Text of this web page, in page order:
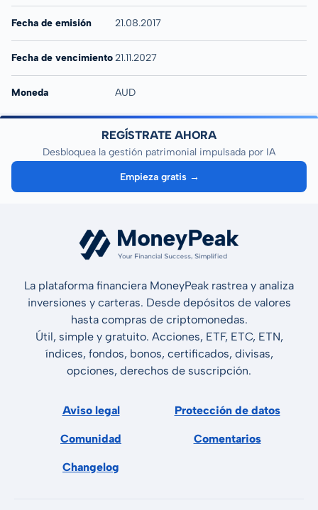
Fecha de emisión 21.08.2017
Fecha de vencimiento21.11.2027
Moneda AUD
REGÍSTRATE AHORA
Desbloquea la gestión patrimonial impulsada por IA
Empieza gratis →
La plataforma financiera MoneyPeak rastrea y analiza
inversiones y carteras. Desde depósitos de valores
hasta compras de criptomonedas.
Útil, simple y gratuito. Acciones, ETF, ETC, ETN,
índices, fondos, bonos, certificados, divisas,
opciones, derechos de suscripción.
Aviso legal Protección de datos
Comunidad Comentarios
Changelog